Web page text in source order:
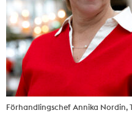
Förhandlingschef Annika Nordin,